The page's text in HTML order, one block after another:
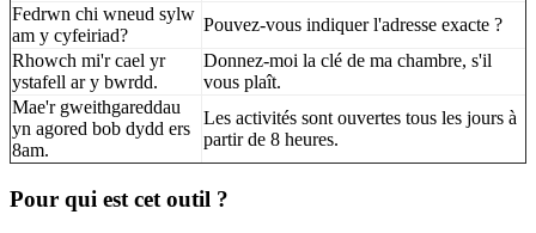
Fedrwn chi wneud sylw
am y cyfeiriad?
Pouvez-vous indiquer l'adresse exacte ?
Rhowch mi'r cael yr
ystafell ar y bwrdd.
Donnez-moi la clé de ma chambre, s'il
vous plaît.
Mae'r gweithgareddau
yn agored bob dydd ers
8am.
Les activités sont ouvertes tous les jours à
partir de 8 heures.
Pour qui est cet outil ?